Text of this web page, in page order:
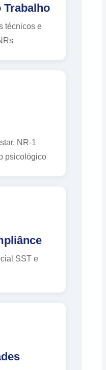
Trabalho
técnicos e
NR-1
psicológico
SST e